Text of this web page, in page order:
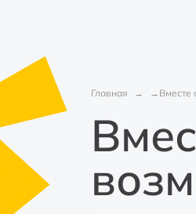
Главная Вместе